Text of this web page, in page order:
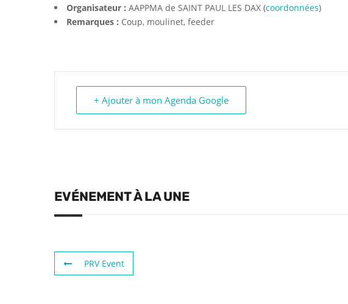
Organisateur : AAPPMA de SAINT PAUL LES DAX (coordonnées)
Remarques : Coup, moulinet, feeder
+ Ajouter à mon Agenda Google
EVÉNEMENT À LA UNE
PRV Event